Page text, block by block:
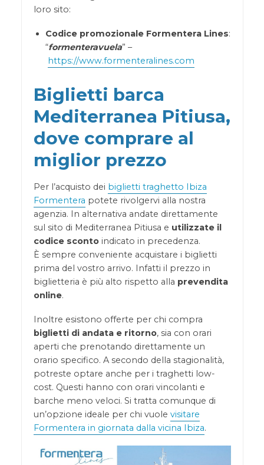
loro sito:
Codice promozionale Formentera Lines:
“formenteravuela” –
https://www.formenteralines.com
Biglietti barca
Mediterranea Pitiusa,
dove comprare al
miglior prezzo
Per l’acquisto dei biglietti traghetto Ibiza
Formentera potete rivolgervi alla nostra
agenzia. In alternativa andate direttamente
sul sito di Mediterranea Pitiusa e utilizzate il
codice scontoindicato in precedenza.
È sempre conveniente acquistare i biglietti
prima del vostro arrivo. Infatti il prezzo in
biglietteria è più alto rispetto alla prevendita
online.
Inoltre esistono offerte per chi compra
biglietti di andata e ritorno, sia con orari
aperti che prenotando direttamente un
orario specifico. A secondo della stagionalità,
potreste optare anche per i traghetti low-
cost. Questi hanno con orari vincolanti e
barche meno veloci. Si tratta comunque di
un’opzione ideale per chi vuole visitare
Formentera in giornata dalla vicina Ibiza.